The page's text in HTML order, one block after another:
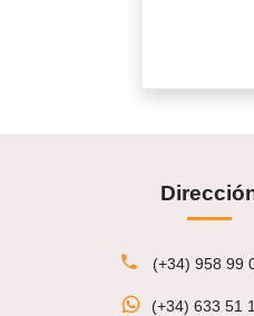
(+34) 958 99
(+34) 633 51